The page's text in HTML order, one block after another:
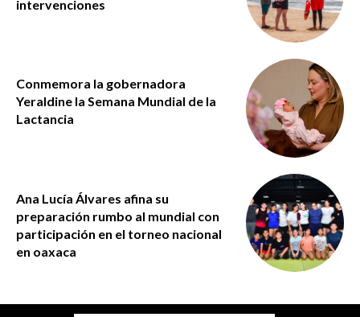
intervenciones
Conmemora la gobernadora
Yeraldine la Semana Mundial de la
Lactancia
Ana Lucía Álvares afina su
preparación rumbo al mundial con
participación en el torneo nacional
en oaxaca